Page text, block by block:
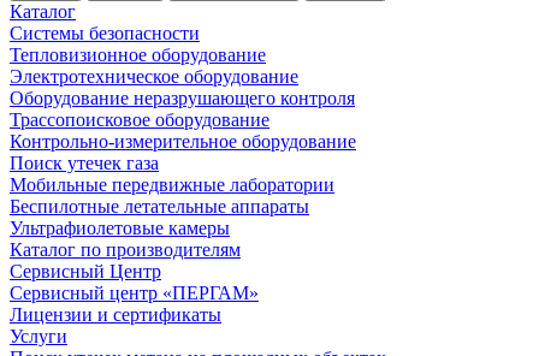
Каталог
Системы безопасности
Тепловизионное оборудование
Электротехническое оборудование
Оборудование неразрушающего контроля
Трассопоисковое оборудование
Контрольно-измерительное оборудование
Поиск утечек газа
Мобильные передвижные лаборатории
Беспилотные летательные аппараты
Ультрафиолетовые камеры
Каталог по производителям
Сервисный Центр
Сервисный центр «ПЕРГАМ»
Лицензии и сертификаты
Услуги